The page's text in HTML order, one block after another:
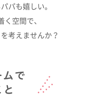
パも嬉しい。
空間で、
考えませんか？
HOUSE
問
イト